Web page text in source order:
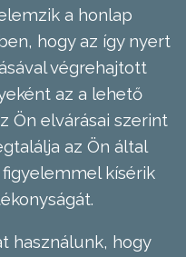
a honlap
hogy az így nyert
végrehajtott
az a lehető
Ön elvárásai szerint
az Ön által
kísérik
használunk, hogy